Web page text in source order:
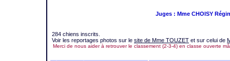
Juges : Mme CHOISY
284 chiens inscrits.
Voir les reportages photos sur le site de Mme TOUZET et sur celui de
Merci de nous aider à retrouver le classement (2-3-4) en classe ouverte